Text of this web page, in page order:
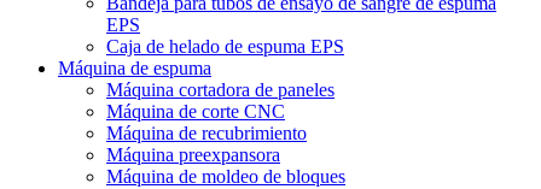
EPS
Caja de helado de espuma EPS
Máquina de espuma
Máquina cortadora de paneles
Máquina de corte CNC
Máquina de recubrimiento
Máquina preexpansora
Máquina de moldeo de bloques